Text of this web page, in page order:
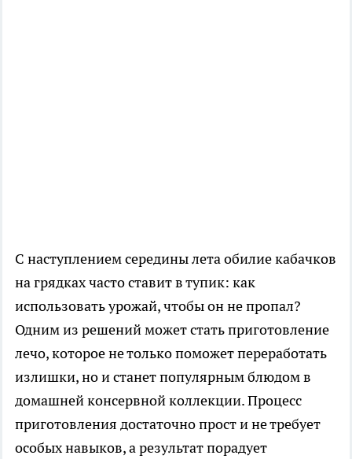
С наступлением середины лета обилие кабачков
на грядках часто ставит в тупик: как
использовать урожай, чтобы он не пропал?
Одним из решений может стать приготовление
лечо, которое не только поможет переработать
излишки, но и станет популярным блюдом в
домашней консервной коллекции. Процесс
приготовления достаточно прост и не требует
особых навыков, а результат порадует